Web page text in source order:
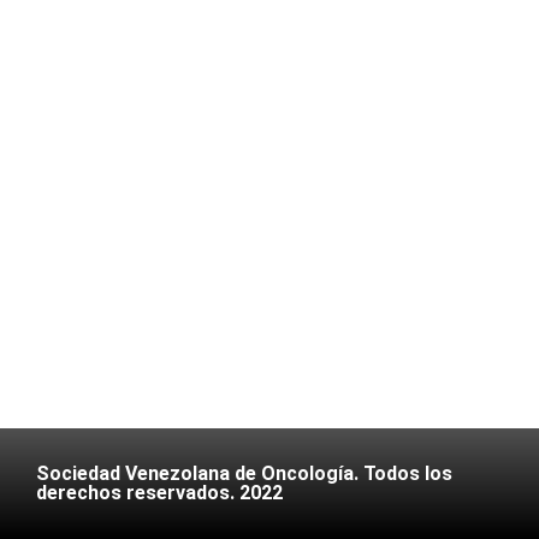
Sociedad Venezolana de Oncología. Todos los
derechos reservados. 2022